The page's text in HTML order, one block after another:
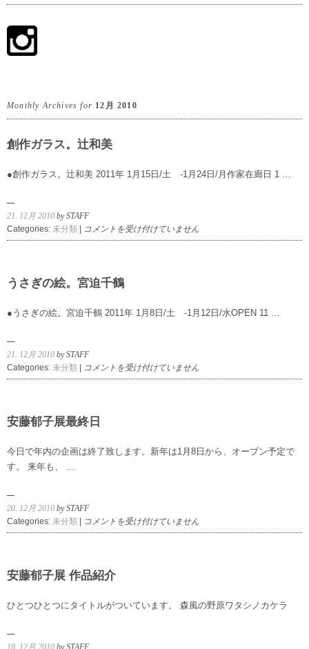
Monthly Archives for 12月 2010
創作ガラス。辻和美
●創作ガラス。辻和美 2011年 1月15日/土 -1月24日/月作家在廊日 1 …
21. 12月 2010 by STAFF
Categories: 未分類
創
作
ス。
和
美
コメントを受け付けていません
うさぎの絵。宮迫千鶴
●うさぎの絵。宮迫千鶴 2011年 1月8日/土 -1月12日/水OPEN 11 …
21. 12月 2010 by STAFF
Categories: 未分類
う
さ
絵。
迫
千
コメントを受け付けていません
安藤郁子展最終日
今日で年内の企画は終了致します。新年は1月8日から、オーブン予定で
す。 来年も、 …
20. 12月 2010 by STAFF
Categories: 未分類
安
藤
展
終
日
コメントを受け付けていません
安藤郁子展 作品紹介
ひとつひとつにタイトルがついています。 森風の野原ワタシノカケラ
18. 12月 2010 by STAFF